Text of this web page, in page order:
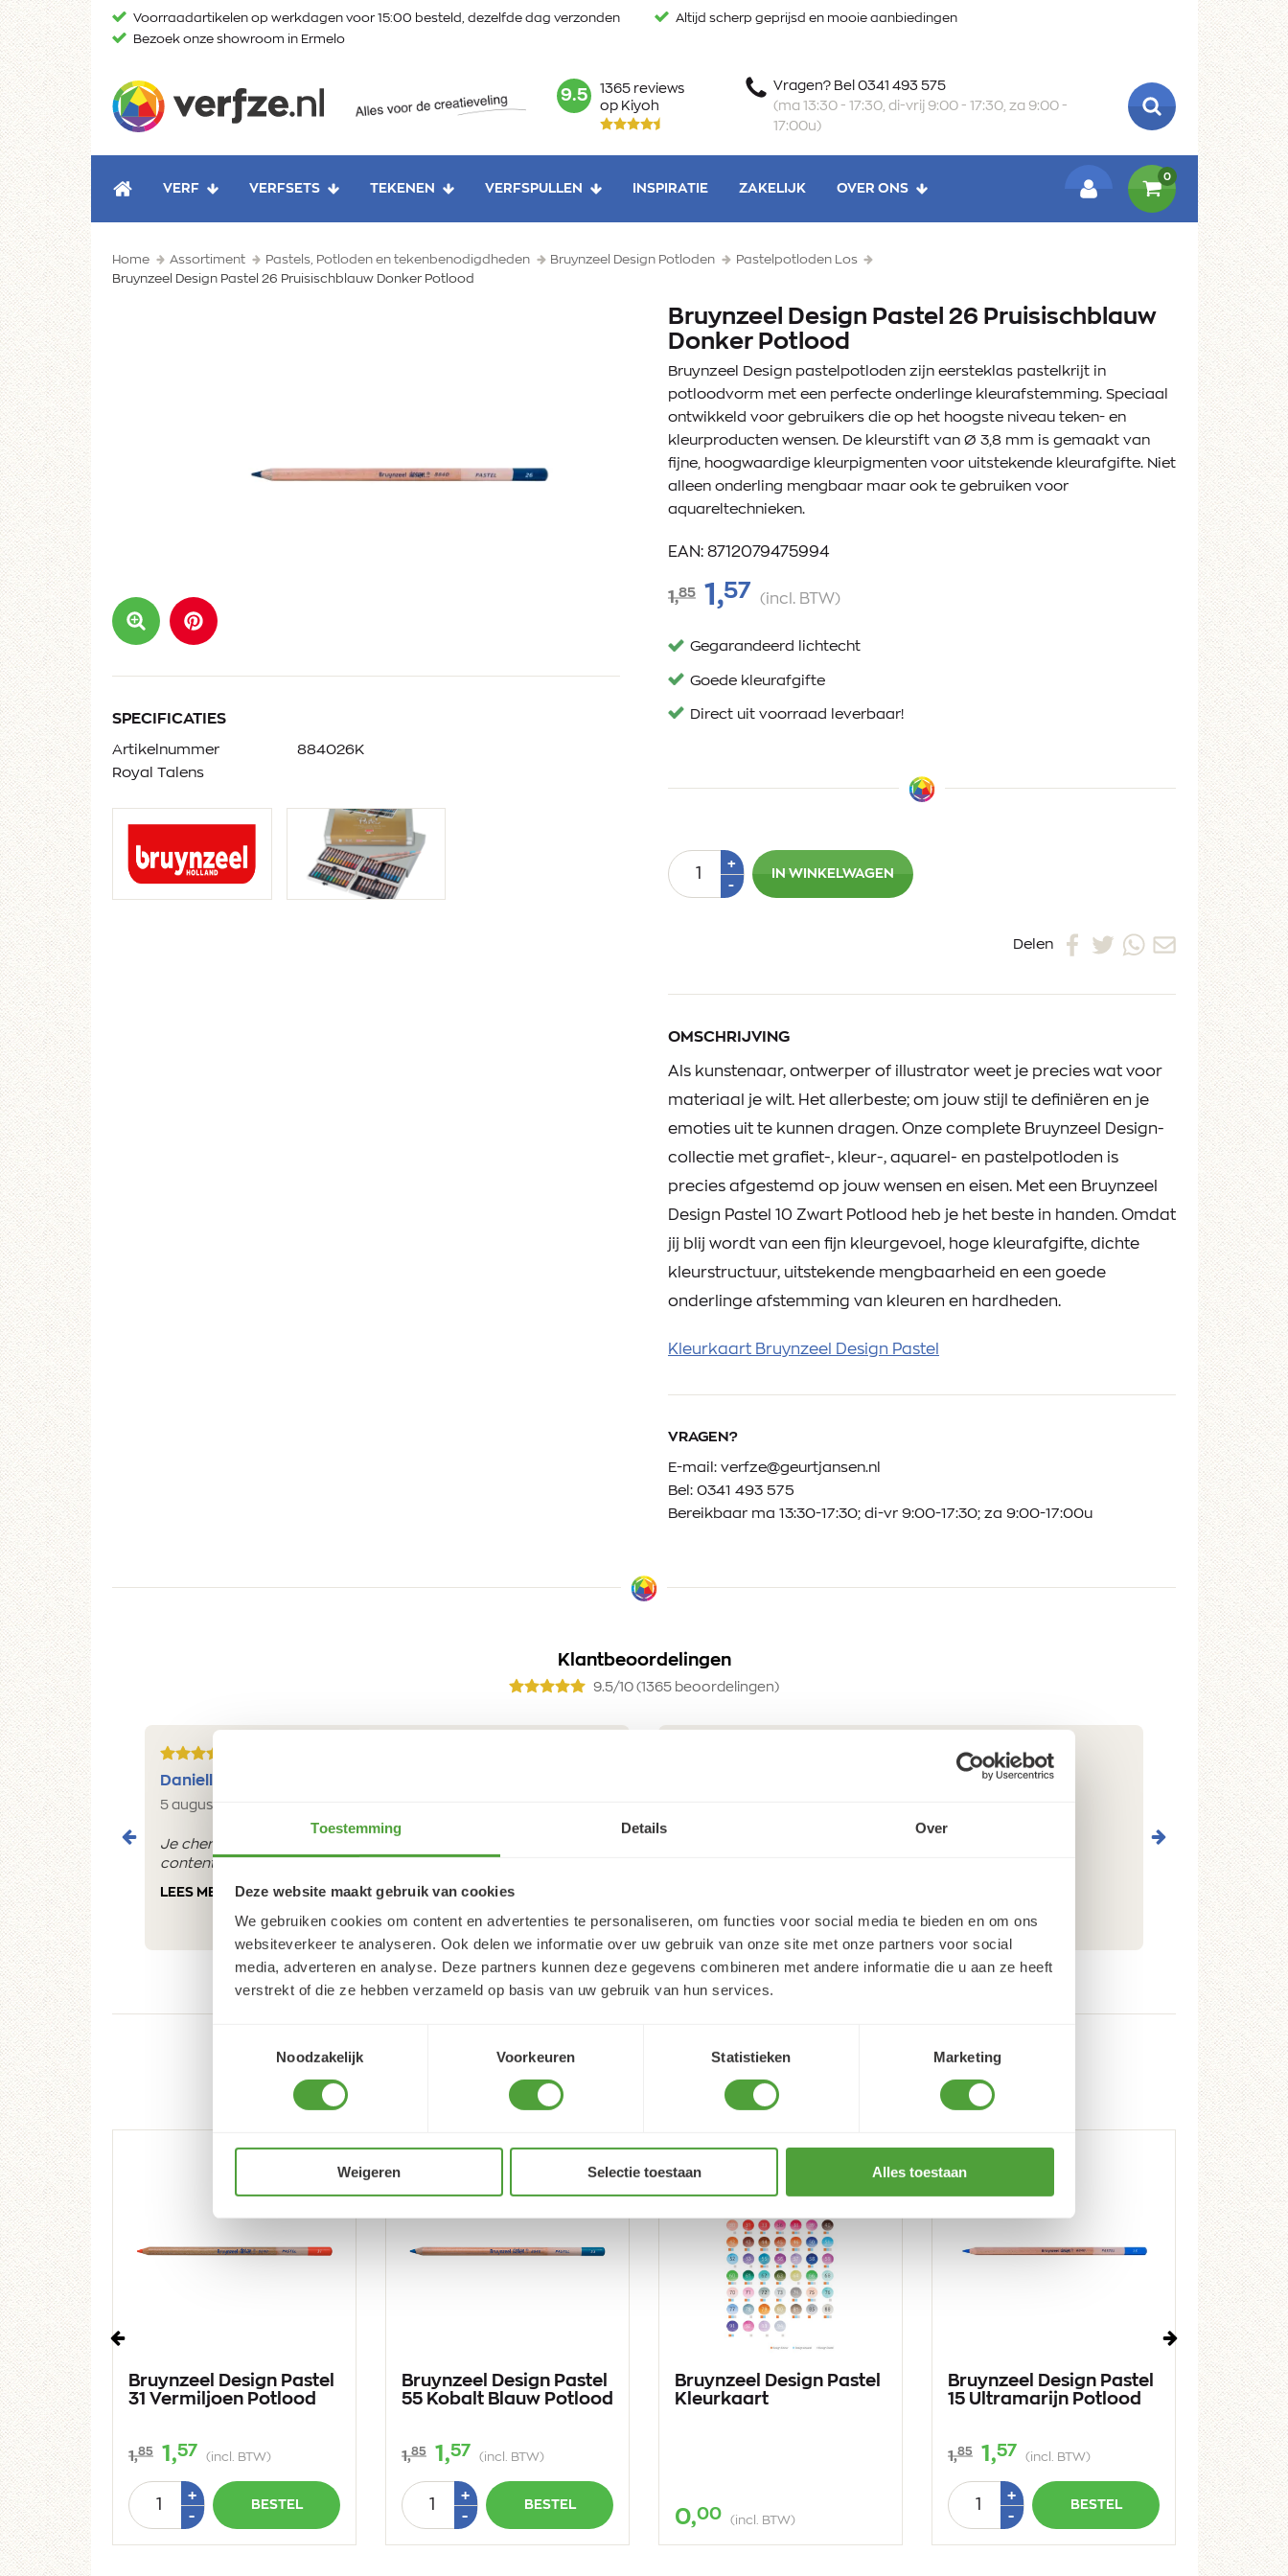
Toestemming Details Over
Deze website maakt gebruik van cookies
We gebruiken cookies om content en advertenties te personaliseren, om functies voor social media te bieden en om ons
websiteverkeer te analyseren. Ook delen we informatie over uw gebruik van onze site met onze partners voor social
media, adverteren en analyse. Deze partners kunnen deze gegevens combineren met andere informatie die u aan ze heeft
verstrekt of die ze hebben verzameld op basis van uw gebruik van hun services.
Noodzakelijk
Voorkeuren Statistieken Marketing
Weigeren Selectie toestaan Alles toestaan
naar
Voorraadartikelen op werkdagen voor 15:00 besteld, dezelfde dag verzonden
Altijd scherp geprijsd en mooie aanbiedingen
Bezoek onze showroom in Ermelo
mark:
9.5
1365 reviews
op Kiyoh
Vragen? Bel 0341 493 575
(ma 13:30 - 17:30, di-vrij 9:00 - 17:30, za 9:00 -
17:00u)
ZOEKEN
HOME
VERF VERFSETS TEKENEN VERFSPULLEN INSPIRATIE ZAKELIJK
OVER ONS
0
Home Assortiment Pastels, Potloden en tekenbenodigdheden Bruynzeel Design Potloden
Pastelpotloden Los
Bruynzeel Design Pastel 26 Pruisischblauw Donker Potlood
SPECIFICATIES
Artikelnummer
Royal Talens
884026K
Bruynzeel Design Pastel 26 Pruisischblauw
Donker Potlood
Bruynzeel Design pastelpotloden zijn eersteklas pastelkrijt in
potloodvorm met een perfecte onderlinge kleurafstemming. Speciaal
ontwikkeld voor gebruikers die op het hoogste niveau teken- en
kleurproducten wensen. De kleurstift van Ø 3,8 mm is gemaakt van
fijne, hoogwaardige kleurpigmenten voor uitstekende kleurafgifte. Niet
alleen onderling mengbaar maar ook te gebruiken voor
aquareltechnieken.
EAN: 8712079475994
1,85 1,57 (incl. BTW)
Gegarandeerd lichtecht
Goede kleurafgifte
Direct uit voorraad leverbaar!
Aantal +Plus
1
-Min
IN WINKELWAGEN
Delen
OMSCHRIJVING
Als kunstenaar, ontwerper of illustrator weet je precies wat voor
materiaal je wilt. Het allerbeste; om jouw stijl te definiëren en je
emoties uit te kunnen dragen. Onze complete Bruynzeel Design-
collectie met grafiet-, kleur-, aquarel- en pastelpotloden is
precies afgestemd op jouw wensen en eisen. Met een Bruynzeel
Design Pastel 10 Zwart Potlood heb je het beste in handen. Omdat
jij blij wordt van een fijn kleurgevoel, hoge kleurafgifte, dichte
kleurstructuur, uitstekende mengbaarheid en een goede
onderlinge afstemming van kleuren en hardheden.
Kleurkaart Bruynzeel Design Pastel
VRAGEN?
E-mail: verfze@geurtjansen.nl
Bel: 0341 493 575
Bereikbaar ma 13:30-17:30; di-vr 9:00-17:30; za 9:00-17:00u
Klantbeoordelingen
9.5/10 (1365 beoordelingen)
Danielle ROCH
5 augustus 2026
Je cherche un magasin pour mes peintureet j'ai trouvé très
contente du résultat
LEES MEER
Vorige
Pastel
Bruynzeel Design Pastel
31 Vermiljoen Potlood
1,85 1,57 (incl. BTW)
Aantal +Plus
-Min
BESTEL
Bruynzeel Design Pastel
55 Kobalt Blauw Potlood
1,85 1,57 (incl. BTW)
Aantal +Plus
-Min
BESTEL
Bruynzeel Design Pastel
Kleurkaart
0,00 (incl. BTW)
Bruynzeel Design Pastel
15 Ultramarijn Potlood
1,85 1,57 (incl. BTW)
Aantal +Plus
-Min
BESTEL
38
1, 85 1,
Aantal
-
Volgende